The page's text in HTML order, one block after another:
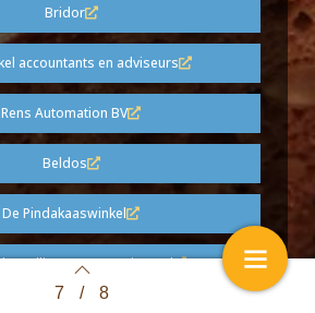
7 / 8
Bridor
accountants en adviseurs
Rens Automation BV
Beldos
De Pindakaaswinkel
Intelligent Automation Ltd